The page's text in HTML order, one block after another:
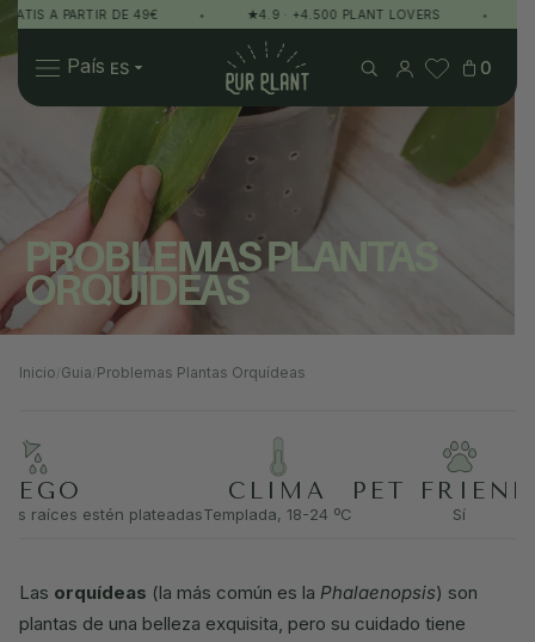
A PARTIR DE 49€ ★4.9 · +4.500 PLANT LOVERS • ÚNETE
País
Pur Plant
0
PlantasRegalos Sobre Pur Plant
PROBLEMAS PLANTAS
ORQUÍDEAS
Inicio Guia Problemas Plantas Orquídeas
raíces estén plateadas
CLIMA
Templada, 18-24 ºC
PET
Sí
Las orquídeas (la más común es la Phalaenopsis) son
plantas de una belleza exquisita, pero su cuidado tiene